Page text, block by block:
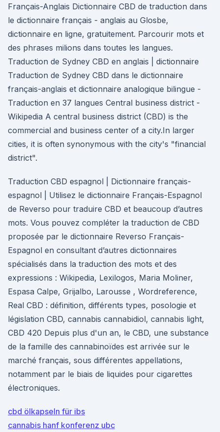
Français-Anglais Dictionnaire CBD de traduction dans
le dictionnaire français - anglais au Glosbe,
dictionnaire en ligne, gratuitement. Parcourir mots et
des phrases milions dans toutes les langues.
Traduction de Sydney CBD en anglais | dictionnaire
Traduction de Sydney CBD dans le dictionnaire
français-anglais et dictionnaire analogique bilingue -
Traduction en 37 langues Central business district -
Wikipedia A central business district (CBD) is the
commercial and business center of a city.In larger
cities, it is often synonymous with the city's "financial
district".
Traduction CBD espagnol | Dictionnaire français-
espagnol | Utilisez le dictionnaire Français-Espagnol
de Reverso pour traduire CBD et beaucoup d’autres
mots. Vous pouvez compléter la traduction de CBD
proposée par le dictionnaire Reverso Français-
Espagnol en consultant d’autres dictionnaires
spécialisés dans la traduction des mots et des
expressions : Wikipedia, Lexilogos, Maria Moliner,
Espasa Calpe, Grijalbo, Larousse , Wordreference,
Real CBD : définition, différents types, posologie et
législation CBD, cannabis cannabidiol, cannabis light,
CBD 420 Depuis plus d'un an, le CBD, une substance
de la famille des cannabinoïdes est arrivée sur le
marché français, sous différentes appellations,
notamment par le biais de liquides pour cigarettes
électroniques.
cbd ölkapseln für ibs
cannabis hanf konferenz ubc